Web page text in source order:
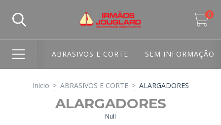
0
ABRASIVOS E CORTE SEM INFORMAÇÃO
Início > ABRASIVOS E CORTE > ALARGADORES
ALARGADORES
Null